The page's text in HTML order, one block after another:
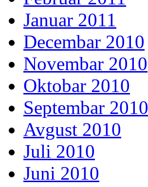
Januar 2011
Decembar 2010
Novembar 2010
Oktobar 2010
Septembar 2010
Avgust 2010
Juli 2010
Juni 2010